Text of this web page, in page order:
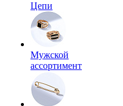
Цепи
Мужской
ассортимент